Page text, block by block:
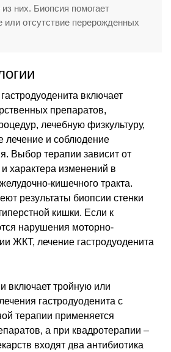
них. Биопсия помогает
или отсутствие перерожденных
включает
препаратов,
лечебную физкультуру,
лечение и соблюдение
Выбор терапии зависит от
характера изменений в
кишечного тракта.
результаты биопсии стенки
кишки. Если к
нарушения моторно-
ЖКТ, лечение гастродуоденита
включает тройную или
гастродуоденита с
терапии применяется
а при квадротерапии –
входят два антибиотика